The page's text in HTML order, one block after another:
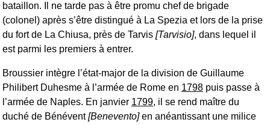
bataillon. Il ne tarde pas à être promu chef de brigade
(colonel) après s’être distingué à La Spezia et lors de la prise
du fort de La Chiusa, près de Tarvis [Tarvisio], dans lequel il
est parmi les premiers à entrer.
Broussier intègre l’état-major de la division de Guillaume
Philibert Duhesme à l’armée de Rome en 1798 puis passe à
l’armée de Naples. En janvier 1799, il se rend maître du
duché de Bénévent[Benevento]en anéantissant une milice